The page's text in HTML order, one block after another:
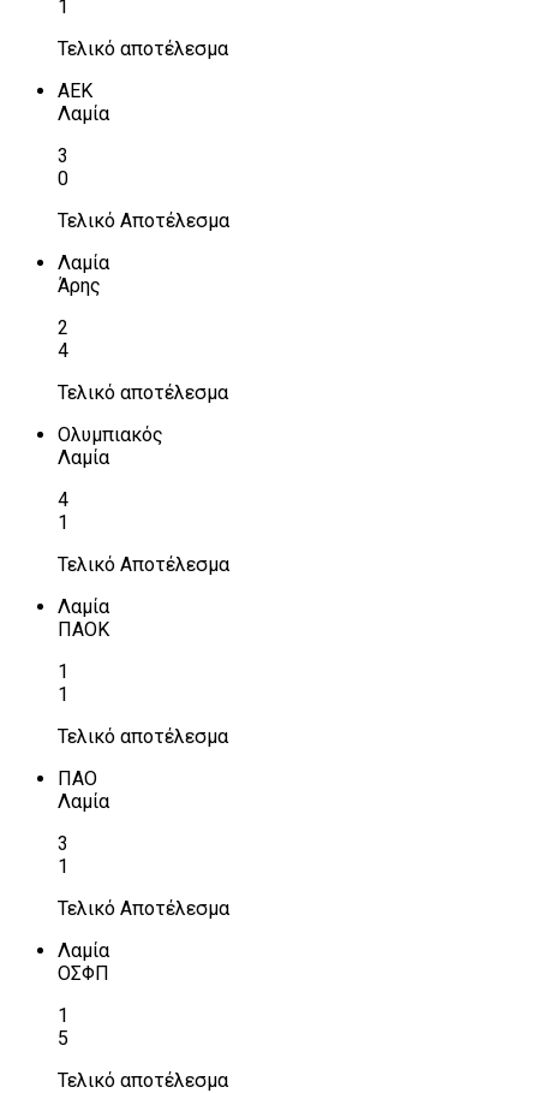
1
Τελικό αποτέλεσμα
ΑΕΚ
Λαμία
3
0
Τελικό Αποτέλεσμα
Λαμία
Άρης
2
4
Τελικό αποτέλεσμα
Ολυμπιακός
Λαμία
4
1
Τελικό Αποτέλεσμα
Λαμία
ΠΑΟΚ
1
1
Τελικό αποτέλεσμα
ΠΑΟ
Λαμία
3
1
Τελικό Αποτέλεσμα
Λαμία
ΟΣΦΠ
1
5
Τελικό αποτέλεσμα